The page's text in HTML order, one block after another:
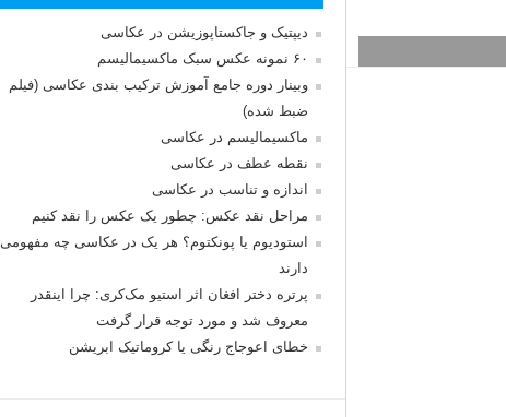
دیپتیک و جاکستا‌پوزیشن در عکاسی
۶۰ نمونه عکس سبک ماکسیمالیسم
وبینار دوره جامع آموزش ترکیب بندی عکاسی (فیلم
ضبط شده)
ماکسیمالیسم در عکاسی
نقطه عطف در عکاسی
اندازه و تناسب در عکاسی
مراحل نقد عکس: چطور یک عکس را نقد کنیم
استودیوم یا پونکتوم؟ هر یک در عکاسی چه مفهومی
دارند
پرتره دختر افغان اثر استیو مک‌کری: چرا اینقدر
معروف شد و مورد توجه قرار گرفت
خطای اعوجاج رنگی یا کروماتیک ابریشن